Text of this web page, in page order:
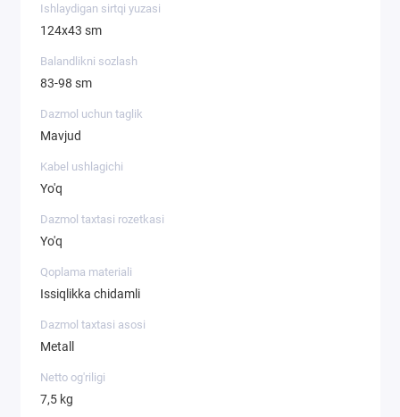
Ishlaydigan sirtqi yuzasi
124х43 sm
Balandlikni sozlash
83-98 sm
Dazmol uchun taglik
Mavjud
Kabel ushlagichi
Yo'q
Dazmol taxtasi rozetkasi
Yo'q
Qoplama materiali
Issiqlikka chidamli
Dazmol taxtasi asosi
Metall
Netto og'riligi
7,5 kg